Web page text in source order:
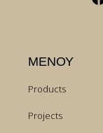
ΜΕΝΟΥ
Products
Projects